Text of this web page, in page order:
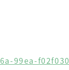
99ea-f02f030